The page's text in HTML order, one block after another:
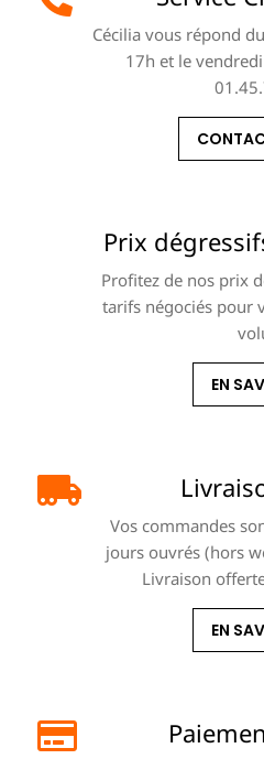
Cécilia vous répond
17h et le
Prix
Profitez de nos prix
tarifs négociés pour
EN
Vos commandes
jours ouvrés (hors
Livraison
EN